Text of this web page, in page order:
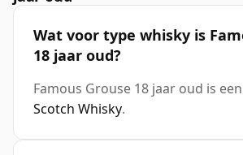
Wat voor type whisky is
18 jaar oud?
Famous Grouse 18 jaar oud is een
Scotch Whisky.